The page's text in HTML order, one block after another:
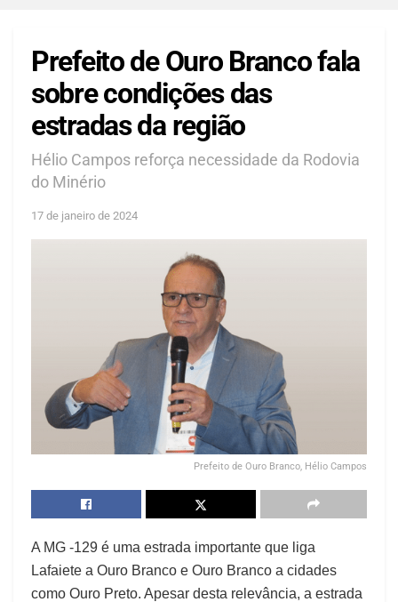
Prefeito de Ouro Branco fala
sobre condições das
estradas da região
Hélio Campos reforça necessidade da Rodovia
do Minério
17 de janeiro de 2024
Prefeito de Ouro Branco, Hélio Campos
A MG -129 é uma estrada importante que liga
Lafaiete a Ouro Branco e Ouro Branco a cidades
como Ouro Preto. Apesar desta relevância, a estrada